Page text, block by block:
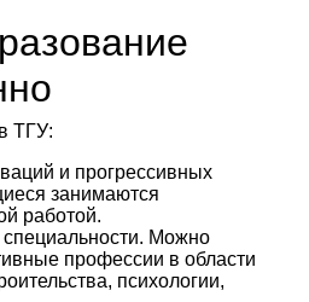
ТГУ:
и прогрессивных
занимаются
работой.
Можно
профессии в области
психологии,